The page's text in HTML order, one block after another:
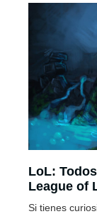
LoL:
League of
Si tienes